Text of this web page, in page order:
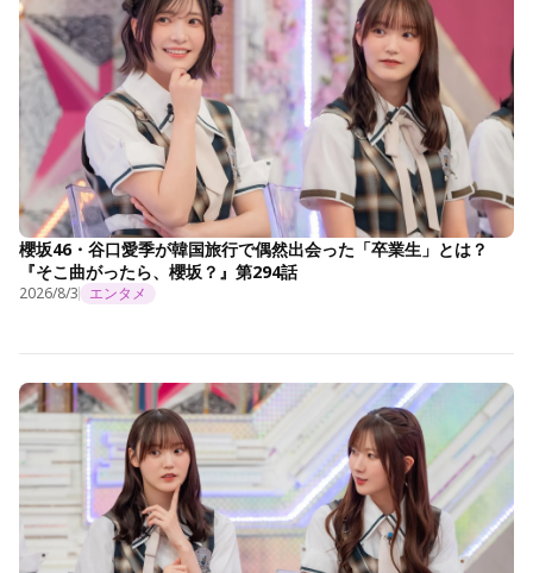
櫻坂46・谷口愛季が韓国旅行で偶然出会った「卒業生」とは？
『そこ曲がったら、櫻坂？』第294話
2026/8/3 エンタメ